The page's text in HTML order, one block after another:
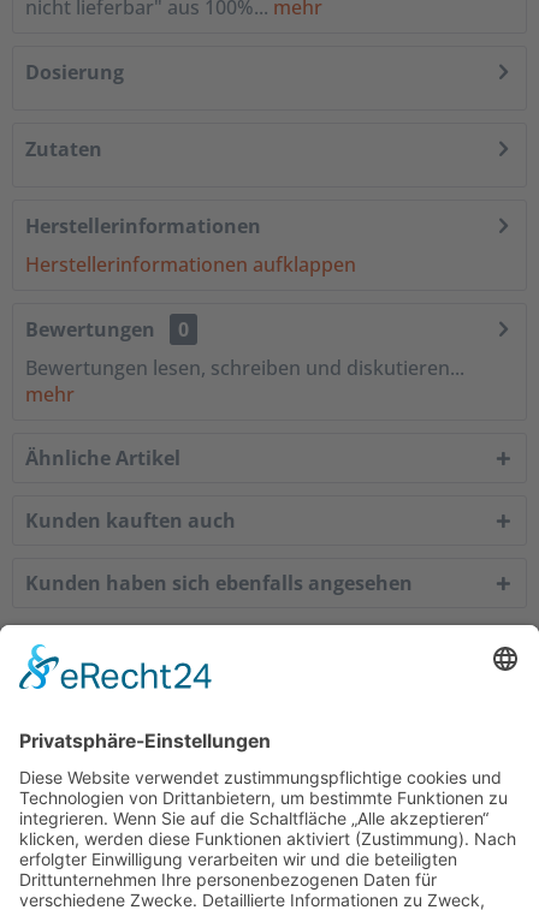
nicht lieferbar" aus 100%... mehr
Dosierung
Zutaten
Herstellerinformationen
Herstellerinformationen aufklappen
Bewertungen
0
Bewertungen lesen, schreiben und diskutieren...
mehr
Ähnliche Artikel
Kunden kauften auch
Kunden haben sich ebenfalls angesehen
Service Hotline
Informationen
Empfehlungen